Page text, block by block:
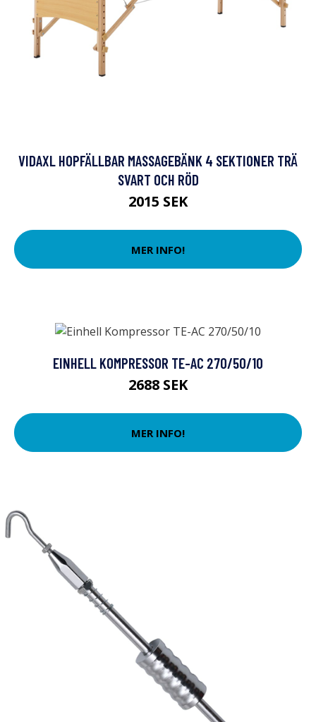
VIDAXL HOPFÄLLBAR MASSAGEBÄNK 4 SEKTIONER TRÄ
SVART OCH RÖD
2015 SEK
MER INFO!
EINHELL KOMPRESSOR TE-AC 270/50/10
2688 SEK
MER INFO!